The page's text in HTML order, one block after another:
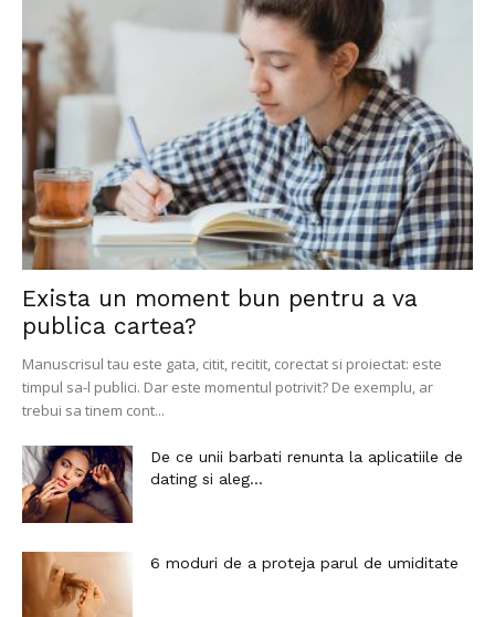
Exista un moment bun pentru a va
publica cartea?
Manuscrisul tau este gata, citit, recitit, corectat si proiectat: este
timpul sa-l publici. Dar este momentul potrivit? De exemplu, ar
trebui sa tinem cont...
De ce unii barbati renunta la aplicatiile de
dating si aleg...
6 moduri de a proteja parul de umiditate